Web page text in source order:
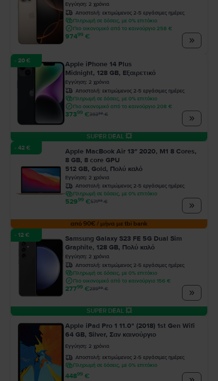
Εγγύηση: 2 χρόνια
Αποστολή: εκτιμώμενος 2-5 εργάσιμες ημέρες
Πληρωμή σε δόσεις, με 0% επιτόκιο
Πιο οικονομικό από το καινούργιο 258 €
97499 €
- 20 €
Apple iPhone 14 Plus
Midnight, 128 GB, Εξαιρετικό
Εγγύηση: 2 χρόνια
Αποστολή: εκτιμώμενος 2-5 εργάσιμες ημέρες
Πληρωμή σε δόσεις, με 0% επιτόκιο
Πιο οικονομικό από το καινούργιο 208 €
37399 €39399€
SUPER DEAL 💥
- 42 €
Apple MacBook Air 13″ 2020, M1 8 Cores,
8 GB, 8 core GPU
512 GB, Gold, Πολύ καλό
Εγγύηση: 2 χρόνια
Αποστολή: εκτιμώμενος 2-5 εργάσιμες ημέρες
Πληρωμή σε δόσεις, με 0% επιτόκιο
52999 €57199€
από 90€ / μήνα με tbi bank
- 12 €
Samsung Galaxy S23 FE 5G Dual Sim
Graphite, 128 GB, Πολύ καλό
Εγγύηση: 2 χρόνια
Αποστολή: εκτιμώμενος 2-5 εργάσιμες ημέρες
Πληρωμή σε δόσεις, με 0% επιτόκιο
Πιο οικονομικό από το καινούργιο 156 €
27799 €28999€
SUPER DEAL 💥
Apple iPad Pro 1 11.0" (2018) 1st Gen Wifi
64 GB, Silver, Σαν καινούργιο
Εγγύηση: 2 χρόνια
Αποστολή: εκτιμώμενος 2-5 εργάσιμες ημέρες
Πληρωμή σε δόσεις, με 0% επιτόκιο
44899 €